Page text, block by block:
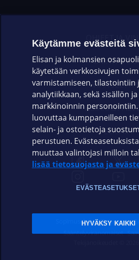
OHJEET JA
ELISA.FI
Sopimusehdot Tietosuoja
Sääntelyviranomaiset
Käytämme evästeitä
Elisan ja kolmansien
käytetään verkkosivujen
varmistamiseen, tilastointiin
analytiikkaan, sekä sisällön ja
markkinoinnin personointiin.
luovuttaa kumppaneilleen
selain- ja ostotietoja
perustuen.
muuttaa valintojasi milloin
lisää tietosuojasta ja
HYVÄKSY KAIKKI